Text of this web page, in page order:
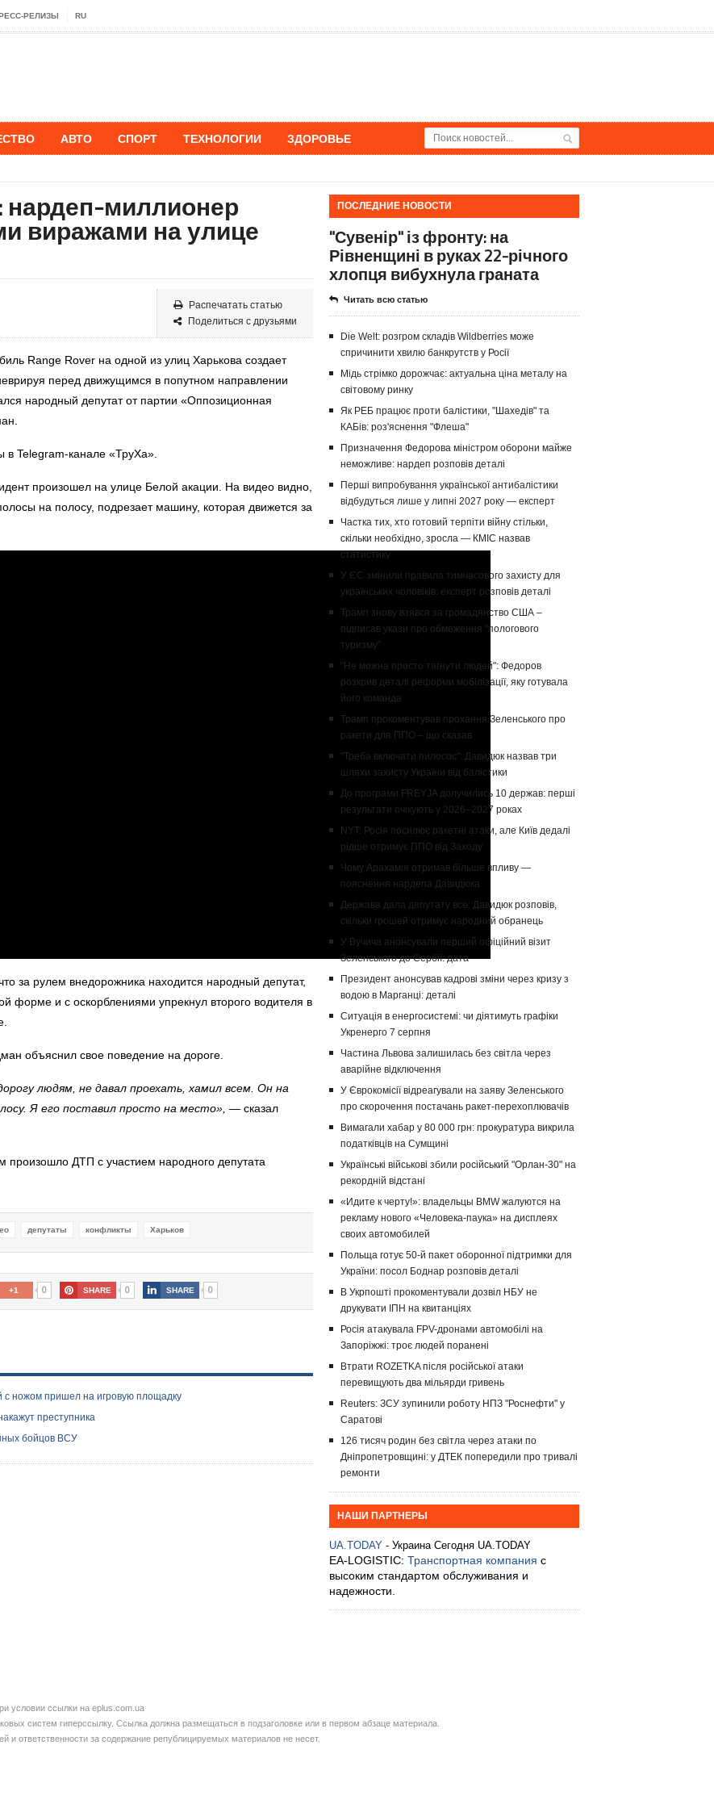
РЕЛИЗЫ RU
АВТО СПОРТ ТЕХНОЛОГИИ ЗДОРОВЬЕ
миллионер
виражами на улице
Распечатать статью
Поделиться с друзьями
Range Rover на одной из улиц Харькова создает
перед движущимся в попутном направлении
народный депутат от партии «Оппозиционная
в Telegram-канале «ТруХа».
произошел на улице Белой акации. На видео видно,
на полосу, подрезает машину, которая движется за
за рулем внедорожника находится народный депутат,
форме и с оскорблениями упрекнул второго водителя в
объяснил свое поведение на дороге.
людям, не давал проехать, хамил всем. Он на
Я его поставил просто на место», — сказал
произошло ДТП с участием народного депутата
депутаты конфликты Харьков
+1 0 SHARE 0 SHARE 0
с ножом пришел на игровую площадку
преступника
бойцов ВСУ
ПОСЛЕДНИЕ НОВОСТИ
"Сувенір" із фронту: на
Рівненщині в руках 22-річного
хлопця вибухнула граната
Читать всю статью
Die Welt: розгром складів Wildberries може
спричинити хвилю банкрутств у Росії
Мідь стрімко дорожчає: актуальна ціна металу на
світовому ринку
Як РЕБ працює проти балістики, "Шахедів" та
КАБів: роз'яснення "Флеша"
Призначення Федорова міністром оборони майже
неможливе: нардеп розповів деталі
Перші випробування української антибалістики
відбудуться лише у липні 2027 року — експерт
Частка тих, хто готовий терпіти війну стільки,
скільки необхідно, зросла — КМІС назвав
статистику
У ЄС змінили правила тимчасового захисту для
українських чоловіків: експерт розповів деталі
Трамп знову взявся за громадянство США –
підписав укази про обмеження "пологового
туризму"
"Не можна просто тягнути людей": Федоров
розкрив деталі реформи мобілізації, яку готувала
його команда
Трамп прокоментував прохання Зеленського про
ракети для ППО – що сказав
"Треба включати пилосос": Давидюк назвав три
шляхи захисту України від балістики
До програми FREYJA долучились 10 держав: перші
результати очікують у 2026–2027 роках
NYT: Росія посилює ракетні атаки, але Київ дедалі
рідше отримує ППО від Заходу
Чому Арахамія отримав більше впливу —
пояснення нардепа Давидюка
Держава дала депутату все: Давидюк розповів,
скільки грошей отримує народний обранець
У Вучича анонсували перший офіційний візит
Зеленського до Сербії: дата
Президент анонсував кадрові зміни через кризу з
водою в Марганці: деталі
Ситуація в енергосистемі: чи діятимуть графіки
Укренерго 7 серпня
Частина Львова залишилась без світла через
аварійне відключення
У Єврокомісії відреагували на заяву Зеленського
про скорочення постачань ракет-перехоплювачів
Вимагали хабар у 80 000 грн: прокуратура викрила
податківців на Сумщині
Українські військові збили російський "Орлан-30" на
рекордній відстані
«Идите к черту!»: владельцы BMW жалуются на
рекламу нового «Человека-паука» на дисплеях
своих автомобилей
Польща готує 50-й пакет оборонної підтримки для
України: посол Боднар розповів деталі
В Укрпошті прокоментували дозвіл НБУ не
друкувати ІПН на квитанціях
Росія атакувала FPV-дронами автомобілі на
Запоріжжі: троє людей поранені
Втрати ROZETKA після російської атаки
перевищують два мільярди гривень
Reuters: ЗСУ зупинили роботу НПЗ "Роснефти" у
Саратові
126 тисяч родин без світла через атаки по
Дніпропетровщині: у ДТЕК попередили про тривалі
ремонти
НАШИ ПАРТНЕРЫ
UA.TODAY - Украина Сегодня UA.TODAY
EA-LOGISTIC: Транспортная компания с
высоким стандартом обслуживания и
надежности.
условии ссылки на eplus.com.ua
систем гиперссылку. Ссылка должна размещаться в подзаголовке или в первом абзаце материала.
и ответственности за содержание републицируемых материалов не несет.